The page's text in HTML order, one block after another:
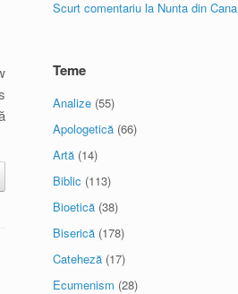
Scurt comentariu la Nunta din Cana
Teme
Analize (55)
Apologetică (66)
Artă (14)
Biblic (113)
Bioetică (38)
Biserică (178)
Cateheză (17)
Ecumenism (28)